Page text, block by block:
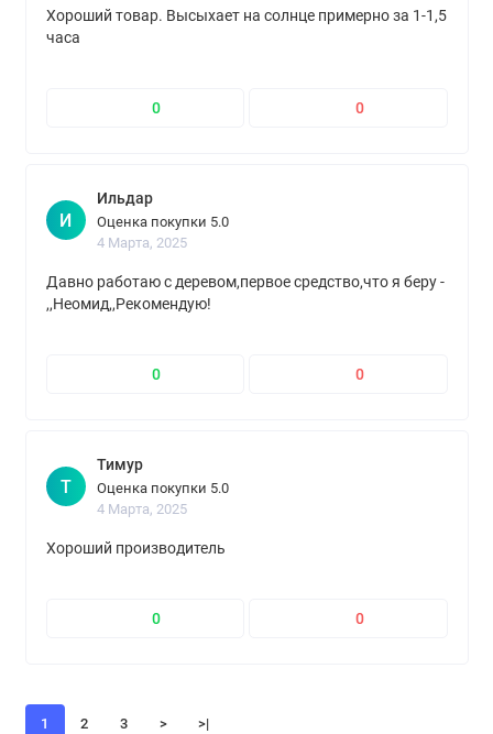
Хороший товар. Высыхает на солнце примерно за 1-1,5
часа
0 0
И
Ильдар
Оценка покупки 5.0
4 Марта, 2025
Давно работаю с деревом,первое средство,что я беру -
,,Неомид,,Рекомендую!
0 0
Т
Тимур
Оценка покупки 5.0
4 Марта, 2025
Хороший производитель
0 0
1 2 3 > >|